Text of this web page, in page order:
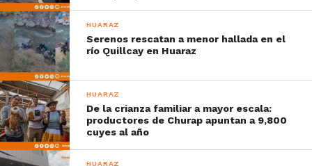
HUARAZ
Serenos rescatan a menor hallada en el
río Quillcay en Huaraz
HUARAZ
De la crianza familiar a mayor escala:
productores de Churap apuntan a 9,800
cuyes al año
HUARAZ